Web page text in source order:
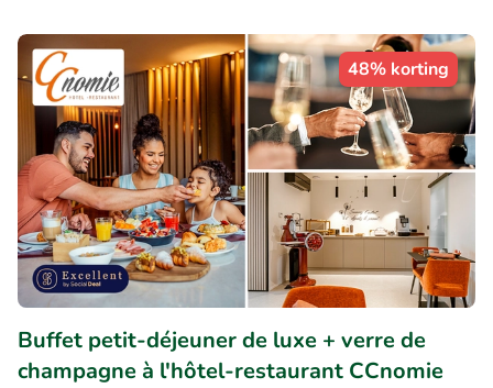
48% korting
Buffet petit-déjeuner de luxe + verre de
champagne à l'hôtel-restaurant CCnomie